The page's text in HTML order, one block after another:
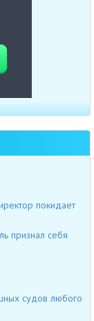
покидает
признал себя
судов любого